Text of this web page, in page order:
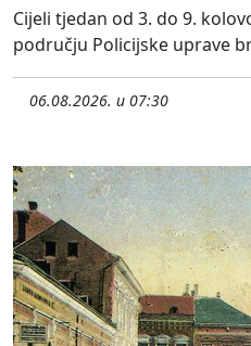
Cijeli tjedan od 3. do 9.
području Policijske uprave
06.08.2026. u 07:30